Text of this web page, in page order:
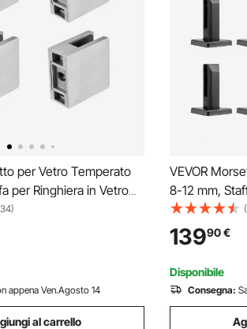
per Vetro Temperato
per Ringhiera in Vetro
Morsetto per
Acciaio Inossidabile
in Vetro Spesso
appena Ven.Agosto 14
al carrello
VEVOR
8-12 mm,
Quadrata 10
Montaggio
304, Staffa
3 mm Uso
13990€
Disponibile
Consegna: